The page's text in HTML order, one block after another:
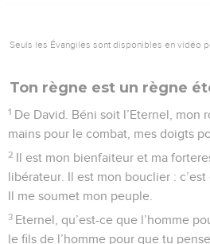
Seuls les Évangiles sont disponibles en vidéo
Ton règne est un règne
1 De David. Béni soit l’Eternel, mon
mains pour le combat, mes doigts
2 Il est mon bienfaiteur et ma
libérateur. Il est mon bouclier :
Il me soumet mon peuple.
3 Eternel, qu’est-ce que l’homme
le fils de l’homme pour que tu